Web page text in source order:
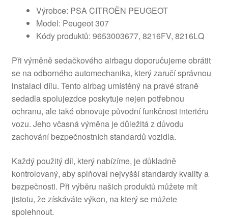
Výrobce: PSA CITROËN PEUGEOT
Model: Peugeot 307
Kódy produktů: 9653003677, 8216FV, 8216LQ
Při výměně sedačkového airbagu doporučujeme obrátit
se na odborného automechanika, který zaručí správnou
instalaci dílu. Tento airbag umístěný na pravé straně
sedadla spolujezdce poskytuje nejen potřebnou
ochranu, ale také obnovuje původní funkčnost interiéru
vozu. Jeho včasná výměna je důležitá z důvodu
zachování bezpečnostních standardů vozidla.
Každý použitý díl, který nabízíme, je důkladně
kontrolovaný, aby splňoval nejvyšší standardy kvality a
bezpečnosti. Při výběru našich produktů můžete mít
jistotu, že získáváte výkon, na který se můžete
spolehnout.